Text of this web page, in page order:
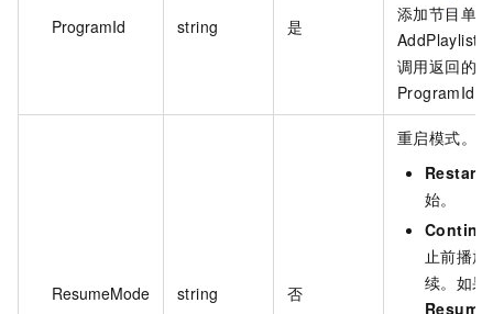
ProgramId string 是
添加节目单
调用返回的
ProgramId
ResumeMode string 否
重启模式。
Restart
始。
止前播
续。如果